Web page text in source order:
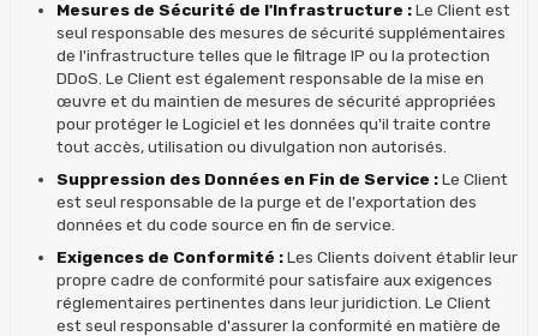
Mesures de Sécurité de l'Infrastructure :Le Client est
seul responsable des mesures de sécurité supplémentaires
de l'infrastructure telles que le filtrage IP ou la protection
DDoS. Le Client est également responsable de la mise en
œuvre et du maintien de mesures de sécurité appropriées
pour protéger le Logiciel et les données qu'il traite contre
tout accès, utilisation ou divulgation non autorisés.
Suppression des Données en Fin de Service :Le Client
est seul responsable de la purge et de l'exportation des
données et du code source en fin de service.
Exigences de Conformité :Les Clients doivent établir leur
propre cadre de conformité pour satisfaire aux exigences
réglementaires pertinentes dans leur juridiction. Le Client
est seul responsable d'assurer la conformité en matière de